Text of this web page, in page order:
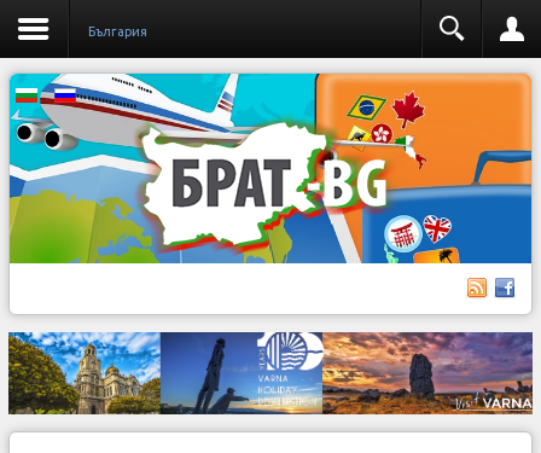
България